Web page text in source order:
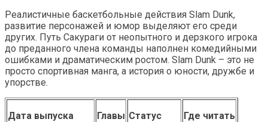
Реалистичные баскетбольные действия Slam Dunk,
развитие персонажей и юмор выделяют его среди
других. Путь Сакураги от неопытного и дерзкого игрока
до преданного члена команды наполнен комедийными
ошибками и драматическим ростом. Slam Dunk – это не
просто спортивная манга, а история о юности, дружбе и
упорстве.
Дата выпуска Главы Статус Где читать